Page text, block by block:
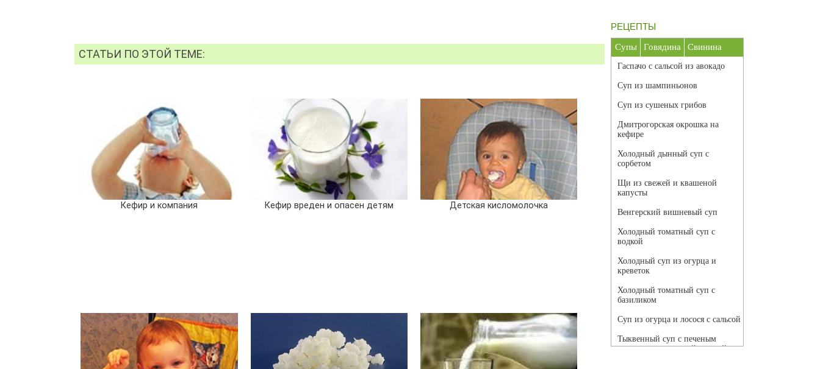
СТАТЬИ ПО ЭТОЙ ТЕМЕ:
Кефир и компания Кефир вреден и опасен детям Детская кисломолочка
РЕЦЕПТЫ
Супы Говядина Свинина
Гаспачо с сальсой из авокадо
Суп из шампиньонов
Суп из сушеных грибов
Дмитрогорская окрошка на
кефире
Холодный дынный суп с
сорбетом
Щи из свежей и квашеной
капусты
Венгерский вишневый суп
Холодный томатный суп с
водкой
Холодный суп из огурца и
креветок
Холодный томатный суп с
базиликом
Суп из огурца и лосося с сальсой
Тыквенный суп с печеным
чесноком и томатной сальсой